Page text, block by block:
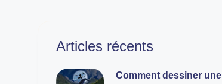
Articles récents
Comment dessiner une